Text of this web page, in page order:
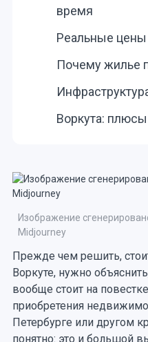
время
Реальные цены
Почему жилье
Воркута:
Изображение
Midjourney
Прежде чем решить,
Воркуте, нужно
вообще стоит на
приобретения
Петербурге или другом
понятно: это и большой